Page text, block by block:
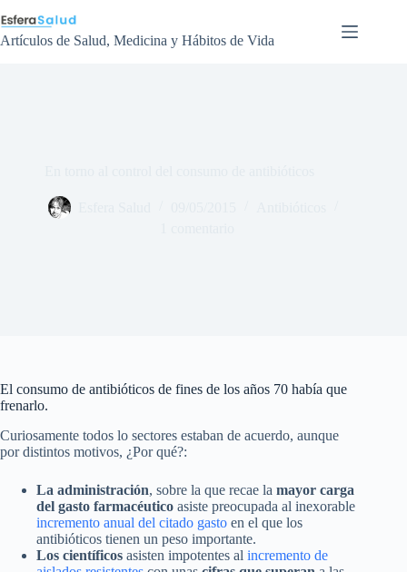
al
contenido
Artículos de Salud, Medicina y Hábitos de Vida
El consumo de antibióticos de fines de los años 70 había que
frenarlo.
Curiosamente todos lo sectores estaban de acuerdo, aunque
por distintos motivos, ¿Por qué?:
La administración, sobre la que recae la mayor carga
del gasto farmacéutico asiste preocupada al inexorable
incremento anual del citado gasto en el que los
antibióticos tienen un peso importante.
Los científicos asisten impotentes al incremento de